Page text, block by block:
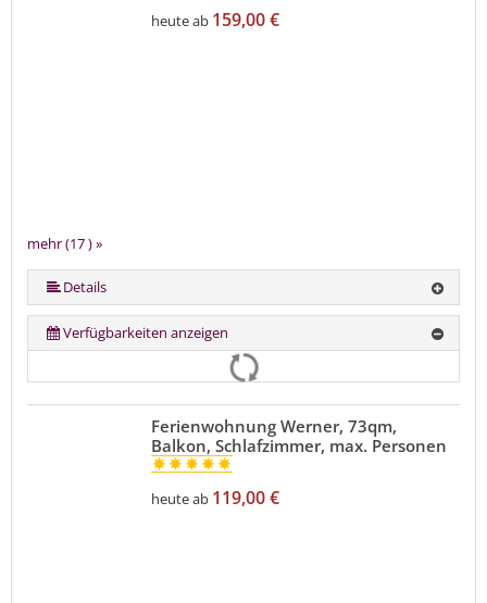
mehr (17 ) »
mehr (17 ) »
mehr (17 ) »
mehr (17 ) »
mehr (17 ) »
mehr (17 ) »
mehr (17 ) »
mehr (17 ) »
mehr (17 ) »
mehr (17 ) »
mehr (17 ) »
mehr (17 ) »
mehr (17 ) »
mehr (17 ) »
heute ab 159,00 €
Details
Verfügbarkeiten anzeigen
Ferienwohnung Werner, 73qm,
Balkon, Schlafzimmer, max. Personen
heute ab 119,00 €